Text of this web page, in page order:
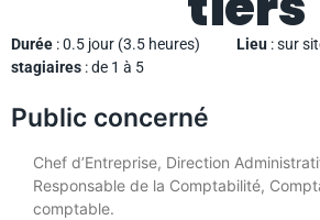
Durée : 0.5 jour (3.5 heures) Lieu : sur
stagiaires : de 1 à 5
Public concerné
Chef d’Entreprise, Direction
Responsable de la Comptabilité,
comptable.